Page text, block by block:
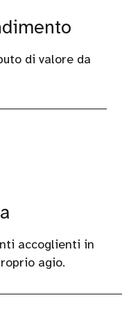
di valore da
accoglienti in
agio.